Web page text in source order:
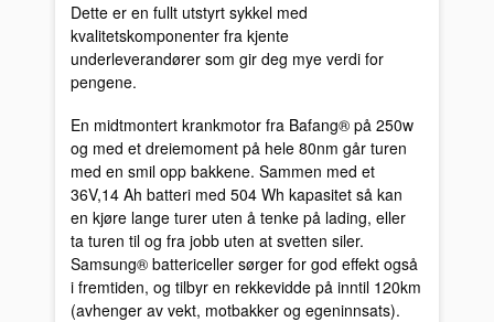
Dette er en fullt utstyrt sykkel med
kvalitetskomponenter fra kjente
underleverandører som gir deg mye verdi for
pengene.
En midtmontert krankmotor fra Bafang® på 250w
og med et dreiemoment på hele 80nm går turen
med en smil opp bakkene. Sammen med et
36V,14 Ah batteri med 504 Wh kapasitet så kan
en kjøre lange turer uten å tenke på lading, eller
ta turen til og fra jobb uten at svetten siler.
Samsung® battericeller sørger for god effekt også
i fremtiden, og tilbyr en rekkevidde på inntil 120km
(avhenger av vekt, motbakker og egeninnsats).